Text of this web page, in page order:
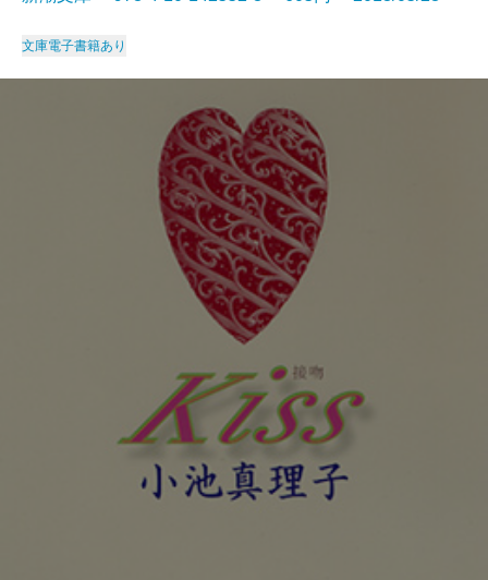
文庫電子書籍あり